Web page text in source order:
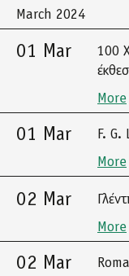
March 2024
01 Mar
100
More
01 Mar
F.
More
02 Mar
More
02 Mar